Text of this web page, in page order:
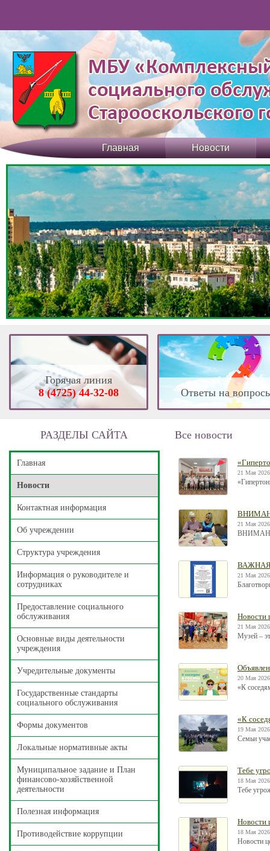
Главная Новости
Горячая линия
8 (4725) 44-32-08
Ответы на
РАЗДЕЛЫ САЙТА
Главная
Новости
Контактная информация
Об учреждении
Структура учреждения
Информация о руководителе и
сотрудниках
Предоставление социального
обслуживания
Основные виды деятельности
учреждения
Учредительные документы
Государственные стандарты
социального обслуживания
Формы документов
Локальные нормативные акты
Муниципальное задание и План
финансово-хозяйственной
деятельности
Полезная информация
Противодействие коррупции
Все новости
21 Мая
21 Мая
21 Мая
Новости
21 Мая
Музей –
20 Мая
«К
«К
19 Мая
Семьи
Тебе
18 Мая
Тебе
Новости
18 Мая
Новости